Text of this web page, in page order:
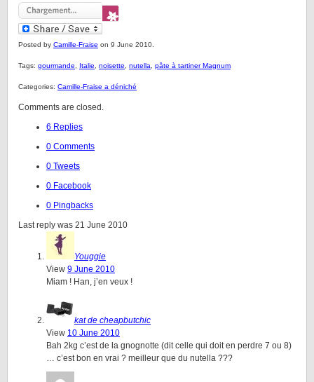
Posted by Camille-Fraise on 9 June 2010.
Tags: gourmande Italie noisette nutella pâte à tartiner Magnum
Categories: Camille-Fraise a déniché
Comments are closed.
6 Replies
0 Comments
0 Tweets
0 Facebook
0 Pingbacks
Last reply was 21 June 2010
Youggie
View 9 June 2010
Miam ! Han, j’en veux !
kat de cheapbutchic
View 10 June 2010
Bah 2kg c’est de la gnognotte (dit celle qui doit en perdre 7 ou 8)
… c’est bon en vrai ? meilleur que du nutella ???